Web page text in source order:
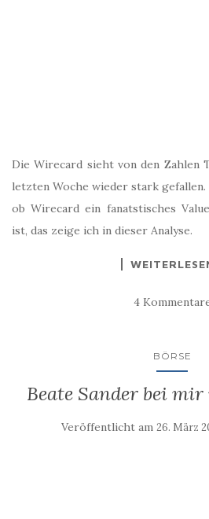
Die Wirecard sieht von den Zahlen
letzten Woche wieder stark gefallen.
ob Wirecard ein fanatstisches
ist, das zeige ich in dieser Analyse.
4
BÖRSE
Beate Sander bei
Veröffentlicht am 26. März